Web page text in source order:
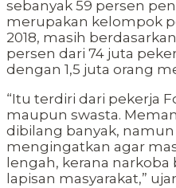
sebanyak 59 persen
merupakan kelompok
2018, masih
persen dari 74 juta
dengan 1,5 juta orang
“Itu terdiri dari pekerja
maupun swasta.
dibilang banyak,
mengingatkan agar
lengah, kerana narkoba
lapisan masyarakat,”